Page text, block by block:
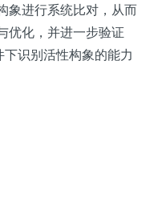
象进行系统比对，从而
优化，并进一步验证
识别活性构象的能力